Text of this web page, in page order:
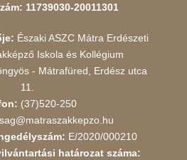
11739030-20011301
Északi ASZC Mátra Erdészeti
Iskola és Kollégium
- Mátrafüred, Erdész utca
11.
(37)520-250
E/2020/000210
határozat száma: